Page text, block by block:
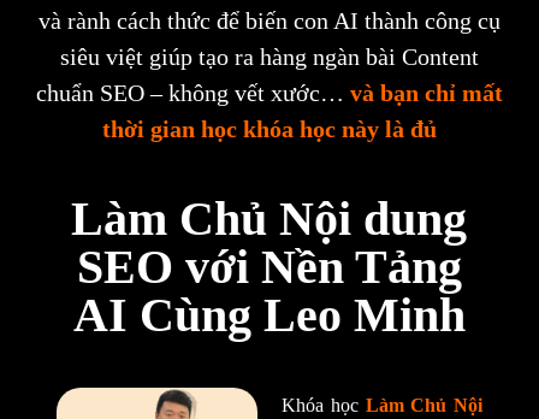
và rành cách thức để biến con AI thành công cụ
siêu việt giúp tạo ra hàng ngàn bài Content
chuẩn SEO – không vết xước… và bạn chỉ mất
thời gian học khóa học này là đủ
Làm Chủ Nội dung
SEO với Nền Tảng
AI Cùng Leo Minh
Khóa học Làm Chủ Nội